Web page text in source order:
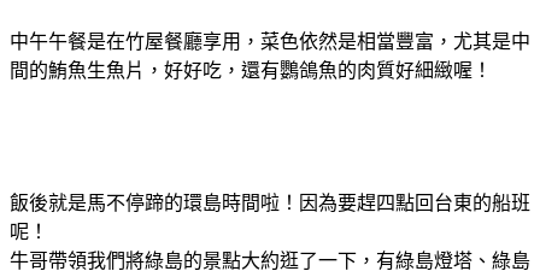
中午午餐是在竹屋餐廳享用，菜色依然是相當豐富，尤其是中
間的鮪魚生魚片，好好吃，還有鸚鴿魚的肉質好細緻喔！
飯後就是馬不停蹄的環島時間啦！因為要趕四點回台東的船班
呢！
牛哥帶領我們將綠島的景點大約逛了一下，有綠島燈塔、綠島